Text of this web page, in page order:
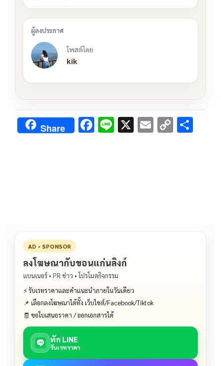
โพสต์โดย
kik
Share F Li X E C
AD • SPONSOR
ลงโฆษณากับขอนแก่นลิงก์
แบนเนอร์ • PR ข่าว • โปรโมตกิจกรรม
⚡ รับเรทราคาและคำแนะนำภายในวันเดียว
📌 เลือกลงโฆษณาได้ทั้ง เว็บไซต์/Facebook/Tiktok
🧾 ขอใบเสนอราคา / ออกเอกสารได้
ทัก LINE
รับเรทราคา